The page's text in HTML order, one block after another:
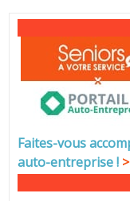
Faites-vous
auto-entreprise!